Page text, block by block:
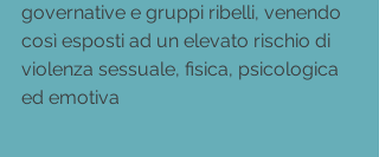
governative e gruppi ribelli, venendo
così esposti ad un elevato rischio di
violenza sessuale, fisica, psicologica
ed emotiva